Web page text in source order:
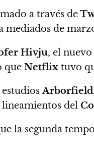
a través de
mediados de
Hivju, el
que Netflix tuvo
estudiosArborfield
del
la segunda